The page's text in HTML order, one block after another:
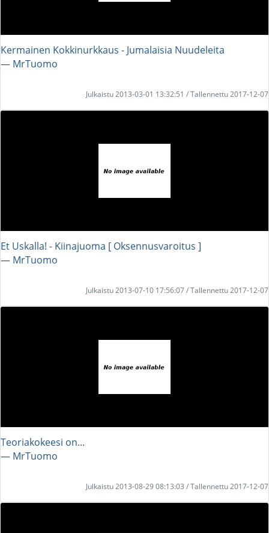
Kermainen Kokkinurkkaus - Jumalaisia Nuudeleita
― MrTuomo
Julkaistu 2013-03-01 13:32:51 / Tallennettu 2017-12-07
Et Uskalla! - Kiinajuoma [ Oksennusvaroitus ]
― MrTuomo
Julkaistu 2013-07-10 17:56:07 / Tallennettu 2017-12-07
Teoriakokeesi on...
― MrTuomo
Julkaistu 2013-08-29 08:13:03 / Tallennettu 2017-12-07